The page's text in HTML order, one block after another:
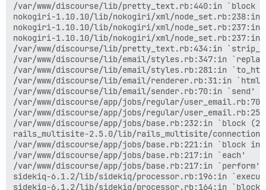
/var/www/discourse/lib/pretty_text.rb:440:in `block
nokogiri-1.10.10/lib/nokogiri/xml/
nokogiri-1.10.10/lib/nokogiri/xml/node_set.rb:237:in
nokogiri-1.10.10/lib/nokogiri/xml/node_set.rb:237:in
/var/www/discourse/lib/pretty_text.rb:434:in
/var/www/discourse/lib/email/styles.rb:347:in
/var/www/discourse/lib/email/styles.rb:281:in
/var/www/discourse/lib/email/renderer.rb:31:in `html'
/var/www/discourse/lib/email/sender.rb:70:in `send'
/var/www/discourse/app/jobs/regular/
/var/www/discourse/app/jobs/regular/
/var/www/discourse/app/jobs/base.rb:232:in `block
rails_multisite-2.5.0/lib/rails_multisite/
/var/www/discourse/app/jobs/base.rb:221:in `block in
/var/www/discourse/app/jobs/base.rb:217:in `each'
/var/www/discourse/app/jobs/base.rb:217:in `perform'
sidekiq-6.1.2/lib/sidekiq/processor.rb:196:in
sidekiq-6.1.2/lib/sidekiq/processor.rb:164:in